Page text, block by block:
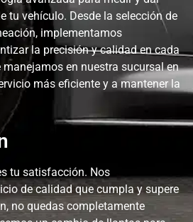
tu vehículo. Desde la selección de
implementamos
la precisión y calidad en cada
en nuestra sucursal en
más eficiente y a mantener la
tu satisfacción. Nos
de calidad que cumpla y supere
no quedas completamente